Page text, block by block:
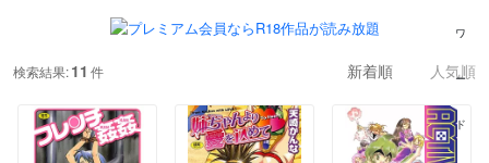
検索結果:11 件 新着順 人気順